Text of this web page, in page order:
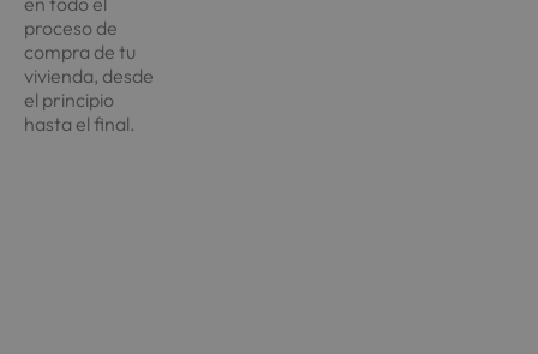
proceso de
compra de tu
vivienda, desde
el principio
hasta el final.